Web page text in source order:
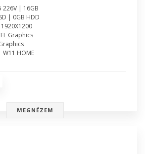
226V | 16GB
| 0GB HDD
Graphics
HOME
MEGNÉZEM